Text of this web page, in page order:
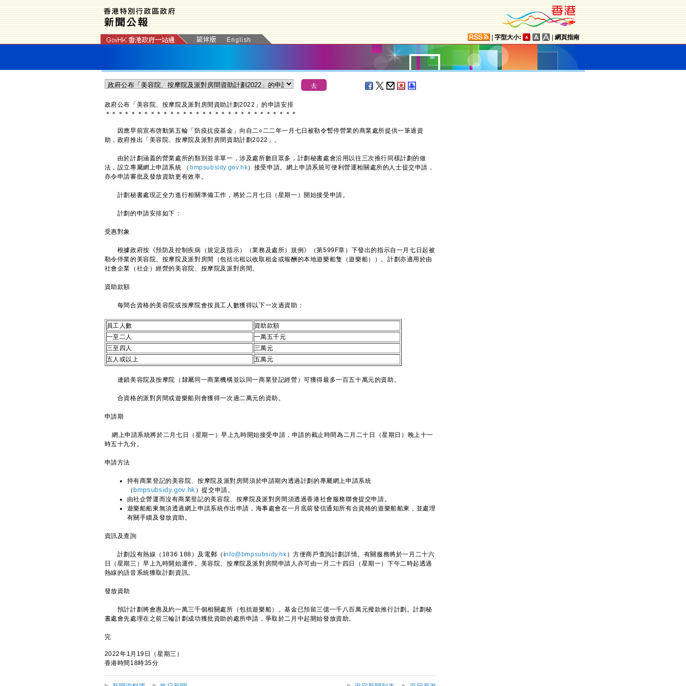
字型大小: 網頁指南
政府公布「美容院、按摩院及派對房間資助計劃2022」的申請安排
＊ ＊ ＊ ＊ ＊ ＊ ＊ ＊ ＊ ＊ ＊ ＊ ＊ ＊ ＊ ＊ ＊ ＊ ＊ ＊ ＊ ＊ ＊ ＊ ＊ ＊ ＊ ＊ ＊ ＊
因應早前宣布啓動第五輪「防疫抗疫基金」向自二○二二年一月七日被勒令暫停營業的商業處所提供一筆過資
助，政府推出「美容院、按摩院及派對房間資助計劃2022」。
由於計劃涵蓋的營業處所的類別並非單一，涉及處所數目眾多，計劃秘書處會沿用以往三次推行同樣計劃的做
法，設立專屬網上申請系統 （ bmpsubsidy.gov.hk）接受申請。網上申請系統可便利營運相關處所的人士提交申請，
亦令申請審批及發放資助更有效率。
計劃秘書處現正全力進行相關準備工作，將於二月七日（星期一）開始接受申請。
計劃的申請安排如下：
受惠對象
根據政府按《預防及控制疾病（規定及指示）（業務及處所）規例》（第599F章）下發出的指示自一月七日起被
勒令停業的美容院、按摩院及派對房間（包括出租以收取租金或報酬的本地遊樂船隻（遊樂船））。計劃亦適用於由
社會企業（社企）經營的美容院、按摩院及派對房間。
資助款額
每間合資格的美容院或按摩院會按員工人數獲得以下一次過資助：
員工人數
資助款額
一至二人
一萬五千元
三至四人
三萬元
五人或以上
五萬元
連鎖美容院及按摩院（隸屬同一商業機構並以同一商業登記經營）可獲得最多一百五十萬元的資助。
合資格的派對房間或遊樂船則會獲得一次過二萬元的資助。
申請期
網上申請系統將於二月七日（星期一）早上九時開始接受申請，申請的截止時間為二月二十日（星期日）晚上十一
時五十九分。
申請方法
持有商業登記的美容院、按摩院及派對房間須於申請期內透過計劃的專屬網上申請系統
（ bmpsubsidy.gov.hk ）提交申請。
由社企營運而沒有商業登記的美容院、按摩院及派對房間須透過香港社會服務聯會提交申請。
遊樂船船東無須透過網上申請系統作出申請，海事處會在一月底前發信通知所有合資格的遊樂船船東，並處理
有關手續及發放資助。
資訊及查詢
計劃設有熱線（1836 188）及電郵（info@bmpsubsidy.hk ）方便商戶查詢計劃詳情。有關服務將於一月二十六
日（星期三）早上九時開始運作。美容院、按摩院及派對房間申請人亦可由一月二十四日（星期一）下午二時起透過
熱線的語音系統獲取計劃資訊。
發放資助
預計計劃將會惠及約一萬三千個相關處所（包括遊樂船）。基金已預留三億一千八百萬元撥款推行計劃。計劃秘
書處會先處理在之前三輪計劃成功獲批資助的處所申請，爭取於二月中起開始發放資助。
完
2022年1月19日（星期三）
香港時間18時35分